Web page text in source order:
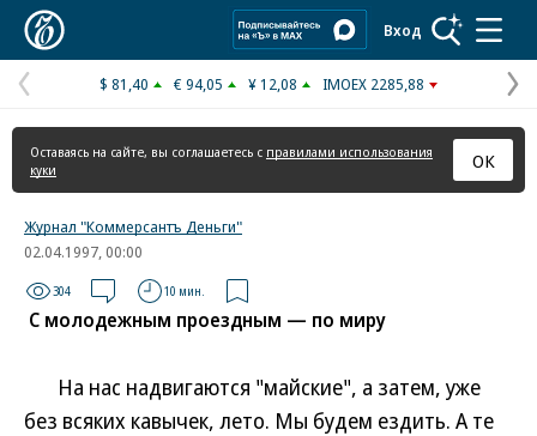
Вход
Предыдущая
страница
$ 81,40 € 94,05 ¥ 12,08 IMOEX 2285,88
Оставаясь на сайте, вы соглашаетесь с правилами использования
куки
ОК
Журнал "Коммерсантъ Деньги"
02.04.1997, 00:00
304 10 мин.
С молодежным проездным — по миру
На нас надвигаются "майские", а затем, уже
без всяких кавычек, лето. Мы будем ездить. А те